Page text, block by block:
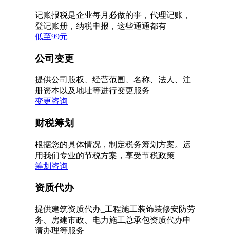
记账报税是企业每月必做的事，代理记账，
登记账册，纳税申报，这些通通都有
低至99元
公司变更
提供公司股权、经营范围、名称、法人、注
册资本以及地址等进行变更服务
变更咨询
财税筹划
根据您的具体情况，制定税务筹划方案。运
用我们专业的节税方案，享受节税政策
筹划咨询
资质代办
提供建筑资质代办_工程施工装饰装修安防劳
务、房建市政、电力施工总承包资质代办申
请办理等服务